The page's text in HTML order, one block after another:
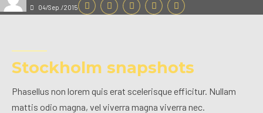
04/Sep./2015
Stockholm snapshots
Phasellus non lorem quis erat scelerisque efficitur. Nullam
mattis odio magna, vel viverra magna viverra nec.